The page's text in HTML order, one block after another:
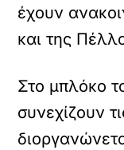
έχουν
και της
Στο μπλόκο
συνεχίζουν